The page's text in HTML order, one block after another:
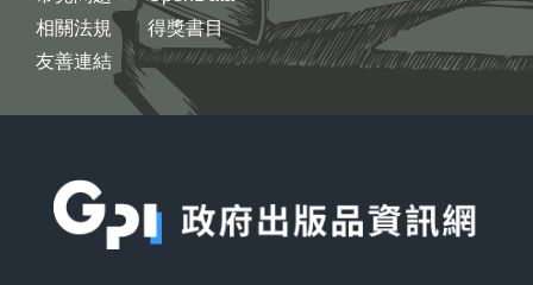
相關法規
友善連結
得獎書目